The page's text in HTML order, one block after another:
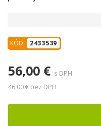
KÓD: 2433539
56,00 € s DPH
46,00 € bez DPH